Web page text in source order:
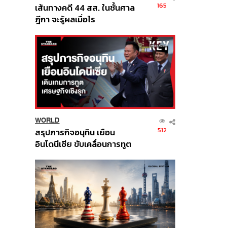
เส้นทางคดี 44 สส. ในชั้นศาล
ฎีกา จะรู้ผลเมื่อไร
165
WORLD
สรุปภารกิจอนุทิน เยือน
อินโดนีเซีย ขับเคลื่อนการทูต
ส่วนยุทธศาสตร์ไทย –
อินโดนีเซีย
512